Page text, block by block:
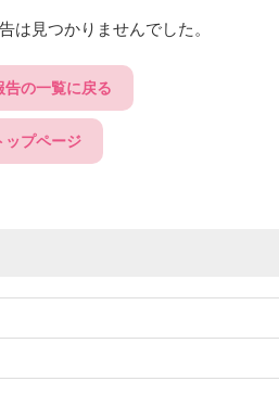
は見つかりませんでした。
告の一覧に戻る
ップページ